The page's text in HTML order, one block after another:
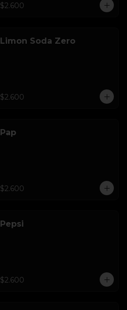
$2.600
Limon Soda Zero
$2.600
Pap
$2.600
Pepsi
$2.600